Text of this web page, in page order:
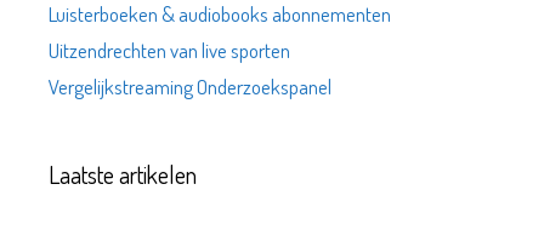
Luisterboeken & audiobooks abonnementen
Uitzendrechten van live sporten
Vergelijkstreaming Onderzoekspanel
Laatste artikelen